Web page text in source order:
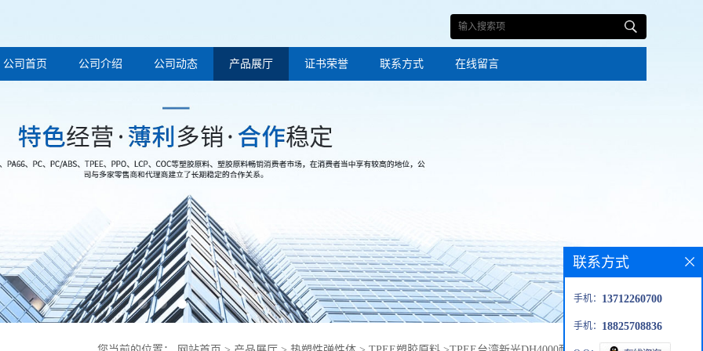
公司首页 公司介绍 公司动态 产品展厅 证书荣誉 联系方式 在线留言
联系方式
手机： 13712260700
手机： 18825708836